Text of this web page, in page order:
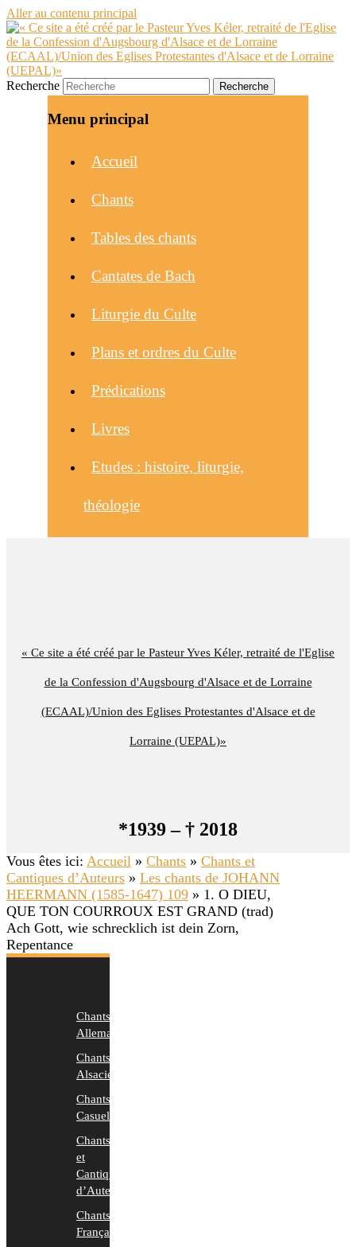
Aller au contenu principal
« Ce site a été créé par le Pasteur Yves Kéler, retraité de l'Eglise
de la Confession d'Augsbourg d'Alsace et de Lorraine
(ECAAL)/Union des Eglises Protestantes d'Alsace et de
Lorraine (UEPAL)»
*1939 – † 2018
Recherche
Menu principal
Accueil
Chants
Tables des chants
Cantates de Bach
Liturgie du Culte
Plans et ordres du Culte
Prédications
Livres
Etudes : histoire, liturgie,
théologie
Vous êtes ici: Accueil » Chants » Chants et
Cantiques d’Auteurs » Les chants de JOHANN
HEERMANN (1585-1647) 109 » 1. O DIEU,
QUE TON COURROUX EST GRAND (trad)
Ach Gott, wie schrecklich ist dein Zorn,
Repentance
Chants
Allemands
Chants
Alsaciens
Chants
Casuels
Chants
et
Cantiques
d’Auteurs
Chants
Français